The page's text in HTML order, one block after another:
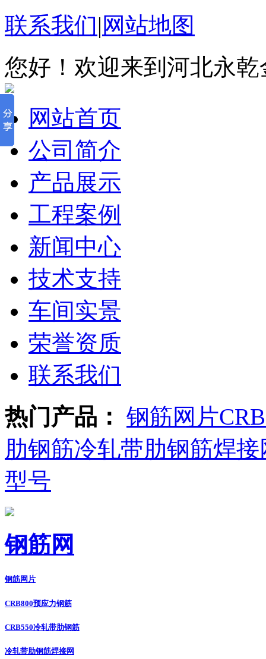
联系我们| 网站地图
您好！欢迎来到河北永
网站首页
公司简介
产品展示
工程案例
新闻中心
技术支持
车间实景
荣誉资质
联系我们
热门产品： 钢筋网片
肋钢筋冷轧带肋钢筋焊接
型号
钢筋网
钢筋网片
CRB800预应力钢筋
CRB550冷轧带肋钢筋
冷轧带肋钢筋焊接网